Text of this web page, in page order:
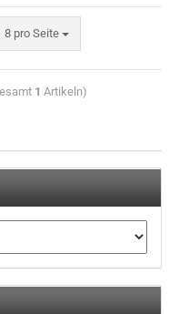
8 pro Seite
1 Artikeln)